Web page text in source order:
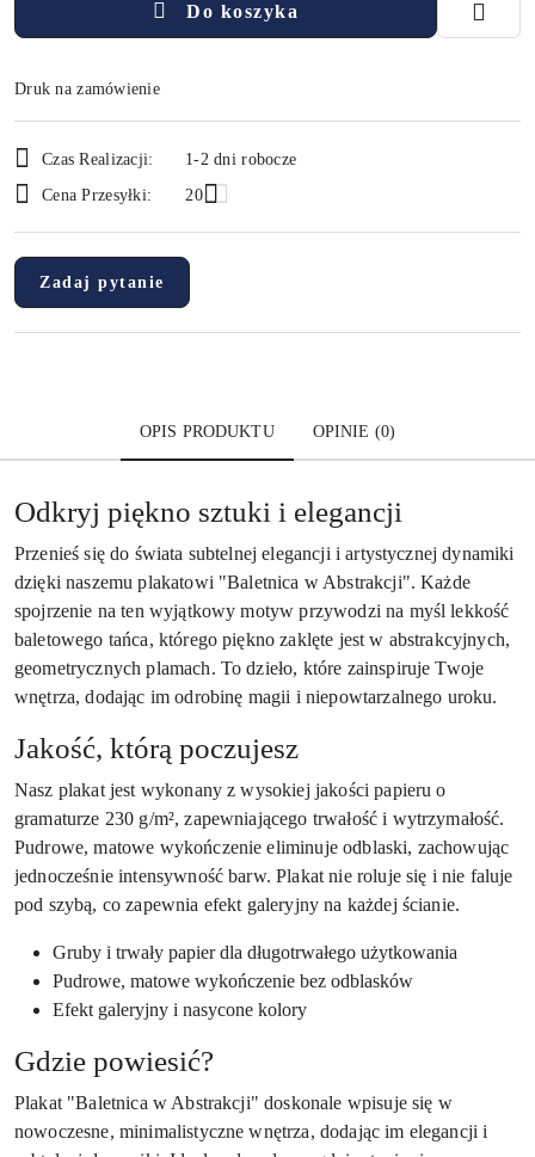
Do koszyka
Druk na zamówienie
i
dostawa
Czas Realizacji:
1-2 dni robocze
Cena Przesyłki:
20
Zadaj pytanie
OPIS PRODUKTU OPINIE (0)
Odkryj piękno sztuki i elegancji
Przenieś się do świata subtelnej elegancji i artystycznej dynamiki
dzięki naszemu plakatowi "Baletnica w Abstrakcji". Każde
spojrzenie na ten wyjątkowy motyw przywodzi na myśl lekkość
baletowego tańca, którego piękno zaklęte jest w abstrakcyjnych,
geometrycznych plamach. To dzieło, które zainspiruje Twoje
wnętrza, dodając im odrobinę magii i niepowtarzalnego uroku.
Jakość, którą poczujesz
Nasz plakat jest wykonany z wysokiej jakości papieru o
gramaturze 230 g/m², zapewniającego trwałość i wytrzymałość.
Pudrowe, matowe wykończenie eliminuje odblaski, zachowując
jednocześnie intensywność barw. Plakat nie roluje się i nie faluje
pod szybą, co zapewnia efekt galeryjny na każdej ścianie.
Gruby i trwały papier dla długotrwałego użytkowania
Pudrowe, matowe wykończenie bez odblasków
Efekt galeryjny i nasycone kolory
Gdzie powiesić?
Plakat "Baletnica w Abstrakcji" doskonale wpisuje się w
nowoczesne, minimalistyczne wnętrza, dodając im elegancji i